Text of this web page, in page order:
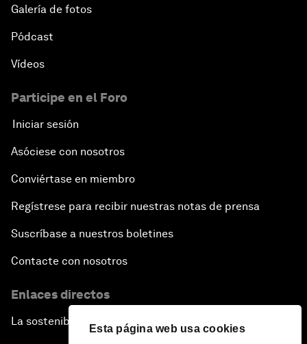
Esta página web usa cookies
Galería de fotos
Pódcast
Vídeos
Participe en el Foro
Iniciar sesión
Asóciese con nosotros
Conviértase en miembro
Regístrese para recibir nuestras notas de prensa
Suscríbase a nuestros boletines
Contacte con nosotros
Enlaces directos
La sostenibilidad en el Foro